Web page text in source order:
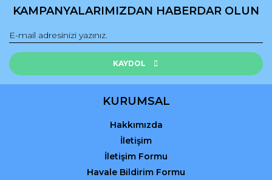
KAMPANYALARIMIZDAN HABERDAR OLUN
KAYDOL
KURUMSAL
Hakkımızda
İletişim
İletişim Formu
Havale Bildirim Formu